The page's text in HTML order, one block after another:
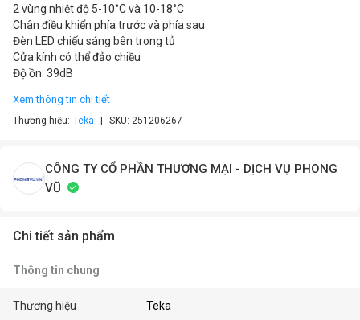
2 vùng nhiệt độ 5-10°C và 10-18°C
Chân điều khiển phía trước và phía sau
Đèn LED chiếu sáng bên trong tủ
Cửa kính có thể đảo chiều
Độ ồn: 39dB
Xem thông tin chi tiết
Thương hiệu: Teka SKU: 251206267
CÔNG TY CỔ PHẦN THƯƠNG MẠI - DỊCH VỤ PHONG
VŨ
Chi tiết sản phẩm
Thông tin chung
Thương hiệu Teka